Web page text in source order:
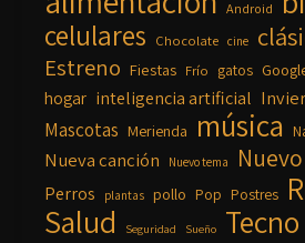
Android
celulares Chocolate cine
Estreno Fiestas Frío gatos
hogar inteligencia artificial
Mascotas Merienda música
Nueva canción Nuevo tema
Perros plantas pollo Pop Postres
Salud Seguridad Sueño Tecno